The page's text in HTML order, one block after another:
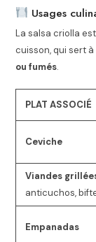
Usages
La salsa criolla
cuisson, qui sert à
ou fumés.
PLAT ASSOCIÉ
Ceviche
Viandes
anticuchos,
Empanadas